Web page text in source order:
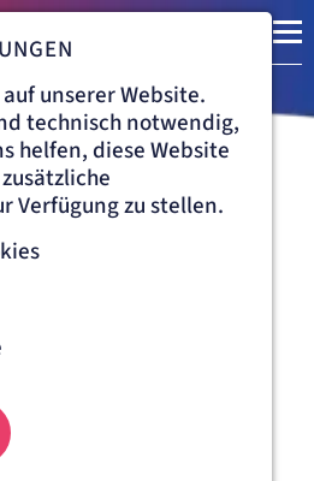
für
Uhr
und Perinatologie ist
unserer Website.
technisch notwendig,
helfen, diese Website
Verfügung zu stellen.